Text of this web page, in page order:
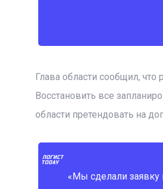
Глава области сообщил,
Восстановить все
области претендовать на
«Мы сделали заявку